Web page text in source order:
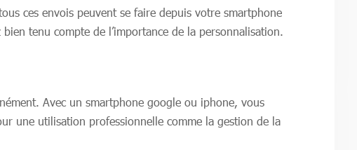
ces envois peuvent se faire depuis votre smartphone
tenu compte de l’importance de la personnalisation.
Avec un smartphone google ou iphone, vous
une utilisation professionnelle comme la gestion de la